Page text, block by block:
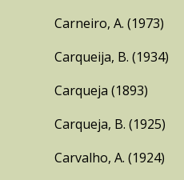
Carneiro, A. (1973)
Carqueija, B. (1934)
Carqueja (1893)
Carqueja, B. (1925)
Carvalho, A. (1924)